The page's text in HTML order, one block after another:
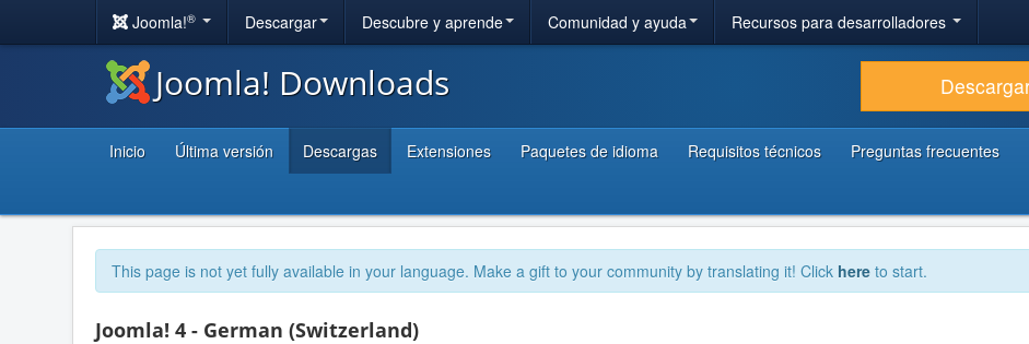
Joomla!® Descargar Descubre y aprende Comunidad y ayuda Recursos para desarrolladores
Joomla! Downloads
Inicio Última versión Descargas Extensiones Paquetes de idioma Requisitos técnicos Preguntas frecuentes
This page is not yet fully available in your language. Make a gift to your community by translating it! Click here to start.
Joomla! 4 - German (Switzerland)